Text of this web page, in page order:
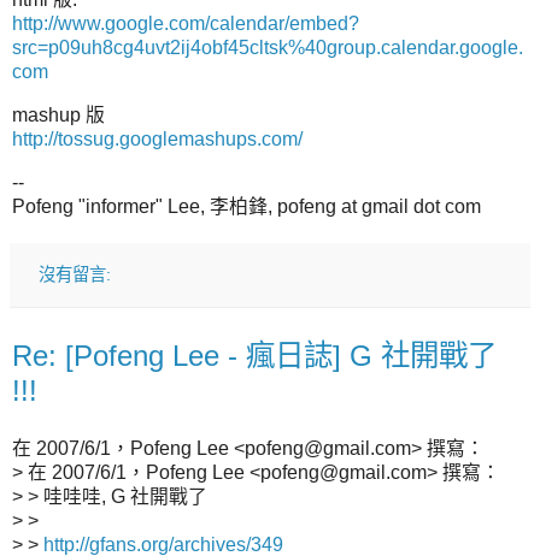
http://www.google.com/calendar/embed?
src=p09uh8cg4uvt2ij4obf45cltsk%40group.calendar.google.
com
mashup 版
http://tossug.googlemashups.com/
--
Pofeng "informer" Lee, 李柏鋒, pofeng at gmail dot com
沒有留言:
Re: [Pofeng Lee - 瘋日誌] G 社開戰了
!!!
在 2007/6/1，Pofeng Lee <pofeng@gmail.com> 撰寫：
> 在 2007/6/1，Pofeng Lee <pofeng@gmail.com> 撰寫：
> > 哇哇哇, G 社開戰了
> >
> > http://gfans.org/archives/349